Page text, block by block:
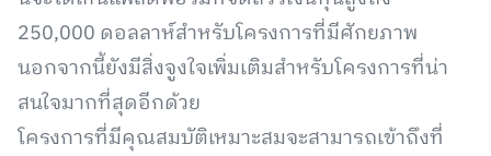
250,000 ดอลลาห์สำหรับโครงการที่มีศักยภาพ
นอกจากนี้ยังมีสิ่งจูงใจเพิ่มเติมสำหรับโครงการที่น่า
สนใจมากที่สุดอีกด้วย
โครงการที่มีคุณสมบัติเหมาะสมจะสามารถเข้าถึงที่